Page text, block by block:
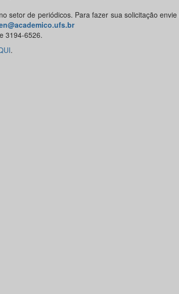
setor de periódicos. Para fazer sua solicitação envie
3194-6526.
.